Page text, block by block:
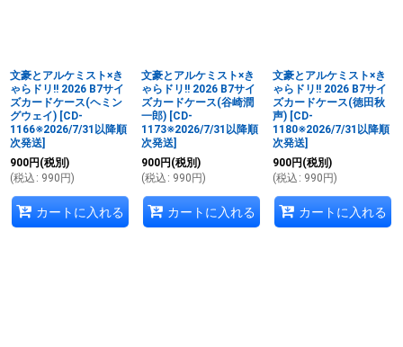
文豪とアルケミスト×き
ゃらドリ!! 2026 B7サイ
ズカードケース(ヘミン
グウェイ) [CD-
1166※2026/7/31以降順
次発送]
900円 (税別)
(税込 : 990 円)
カートに入れる
文豪とアルケミスト×き
ゃらドリ!! 2026 B7サイ
ズカードケース(谷崎潤
一郎) [CD-
1173※2026/7/31以降順
次発送]
900円 (税別)
(税込 : 990 円)
カートに入れる
文豪とアルケミスト×き
ゃらドリ!! 2026 B7サイ
ズカードケース(徳田秋
声) [CD-
1180※2026/7/31以降順
次発送]
900円 (税別)
(税込 : 990 円)
カートに入れる